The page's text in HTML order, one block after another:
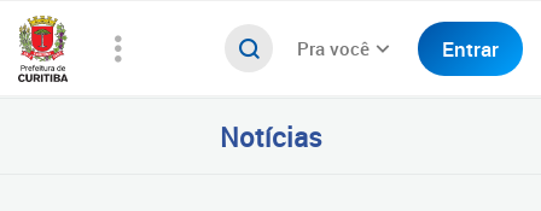
Pra você Entrar
Notícias